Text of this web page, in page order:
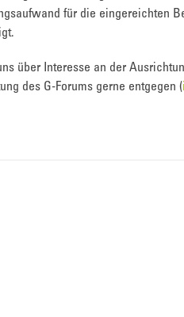
für die eingereichten
über Interesse an der
des G-Forums gerne entgegen (